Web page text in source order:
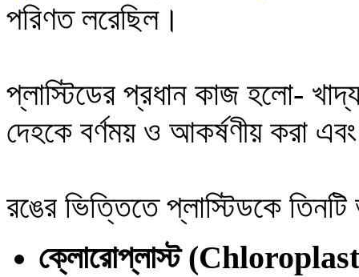
পরিণত লরেছিল।
প্লাস্টিডের প্রধান কাজ হলো-
দেহকে বর্ণময় ও আকর্ষণীয় করা
রঙের ভিত্তিতে প্লাস্টিডকে
ক্লোরোপ্লাস্ট